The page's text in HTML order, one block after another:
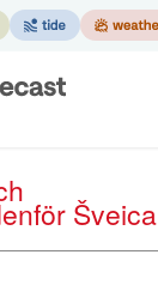
för Šveica